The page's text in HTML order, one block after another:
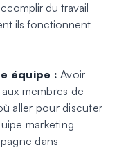
du travail
ils fonctionnent
équipe : Avoir
membres de
aller pour discuter
marketing
dans